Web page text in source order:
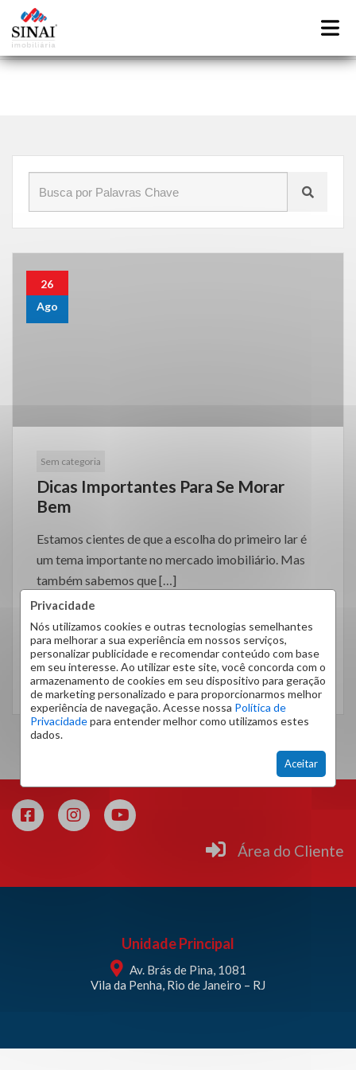
Início» Blog
critérios para ajudá-lo a fazer a melhor escolha
de imóvel
Privacidade
Nós utilizamos cookies e outras tecnologias semelhantes
para melhorar a sua experiência em nossos serviços,
personalizar publicidade e recomendar conteúdo com base
em seu interesse. Ao utilizar este site, você concorda com o
armazenamento de cookies em seu dispositivo para geração
de marketing personalizado e para proporcionarmos melhor
experiência de navegação. Acesse nossa Política de
Privacidadepara entender melhor como utilizamos estes
dados.
Aceitar
26
Ago
Sem categoria
Dicas Importantes Para Se Morar
Bem
Estamos cientes de que a escolha do primeiro lar é
um tema importante no mercado imobiliário. Mas
também sabemos que […]
LEIA MAIS
Área do Cliente
Unidade Principal
Av. Brás de Pina, 1081
Vila da Penha, Rio de Janeiro – RJ